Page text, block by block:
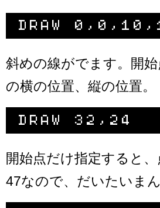
斜めの線がでます。開
の横の位置、縦の位置。
開始点だけ指定すると
47なので、だいたいまん